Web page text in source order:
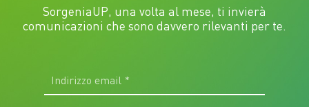
SorgeniaUP, una volta al mese, ti invierà
comunicazioni che sono davvero rilevanti per te.